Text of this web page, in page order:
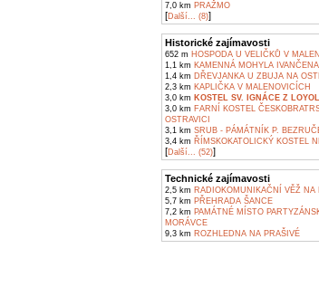
7,0 km PRAŽMO
[Další... (8)]
Historické zajímavosti
652 m HOSPODA U VELIČKŮ V
1,1 km KAMENNÁ MOHYLA IVANČENA
1,4 km DŘEVJANKA U ZBUJA NA
2,3 km KAPLIČKA V MALENOVICÍCH
3,0 km KOSTEL SV. IGNÁCE Z
3,0 km FARNÍ KOSTEL
OSTRAVICI
3,1 km SRUB - PÁMÁTNÍK P.
3,4 km ŘÍMSKOKATOLICKÝ KOSTEL
[Další... (52)]
Technické zajímavosti
2,5 km RADIOKOMUNIKAČNÍ VĚŽ NA
5,7 km PŘEHRADA ŠANCE
7,2 km PAMÁTNÉ MÍSTO
MORÁVCE
9,3 km ROZHLEDNA NA PRAŠIVÉ